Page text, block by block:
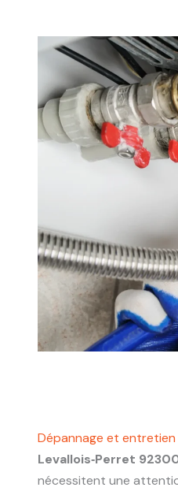
Dépannage et
Levallois‑Perret
nécessitent une